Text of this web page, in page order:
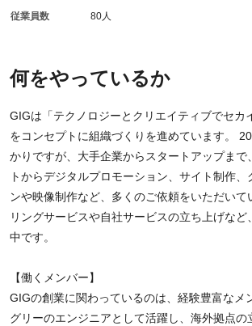
何をやっているか
GIGは「テクノロジーとクリエイティブでセカ
をコンセプトに組織づくりを進めています。
かりですが、大手企業からスタートアップまで
トからデジタルプロモーション、サイト制作、
ンや映像制作など、多くのご依頼をいただいて
リングサービスや自社サービスの立ち上げなど
中です。
【働くメンバー】
GIGの創業に関わっているのは、経験豊富なメ
グリーのエンジニアとして活躍し、海外拠点の
従業員数 80人